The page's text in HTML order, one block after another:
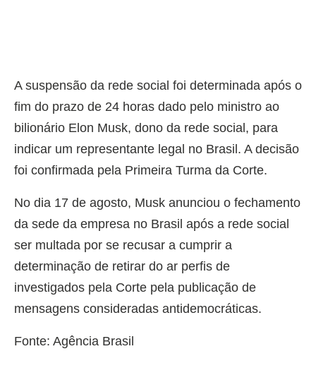
A suspensão da rede social foi determinada após o
fim do prazo de 24 horas dado pelo ministro ao
bilionário Elon Musk, dono da rede social, para
indicar um representante legal no Brasil. A decisão
foi confirmada pela Primeira Turma da Corte.
No dia 17 de agosto, Musk anunciou o fechamento
da sede da empresa no Brasil após a rede social
ser multada por se recusar a cumprir a
determinação de retirar do ar perfis de
investigados pela Corte pela publicação de
mensagens consideradas antidemocráticas.
Fonte: Agência Brasil